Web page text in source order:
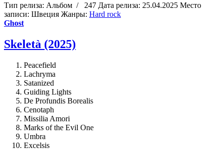
Тип релиза: Альбом / 247 Дата релиза: 25.04.2025 Место
записи: Швеция Жанры: Hard rock
Ghost
Skeletà (2025)
Peacefield
Lachryma
Satanized
Guiding Lights
De Profundis Borealis
Cenotaph
Missilia Amori
Marks of the Evil One
Umbra
Excelsis